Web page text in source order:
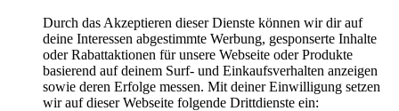
Durch das Akzeptieren dieser Dienste können wir dir auf
deine Interessen abgestimmte Werbung, gesponserte Inhalte
oder Rabattaktionen für unsere Webseite oder Produkte
basierend auf deinem Surf- und Einkaufsverhalten anzeigen
sowie deren Erfolge messen. Mit deiner Einwilligung setzen
wir auf dieser Webseite folgende Drittdienste ein: